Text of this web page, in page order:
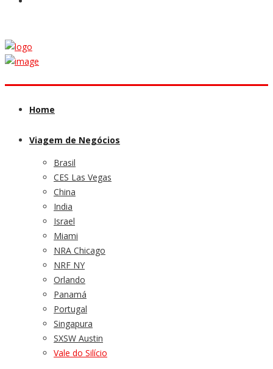
Home
Viagem de Negócios
Brasil
CES Las Vegas
China
India
Israel
Miami
NRA Chicago
NRF NY
Orlando
Panamá
Portugal
Singapura
SXSW Austin
Vale do Silício